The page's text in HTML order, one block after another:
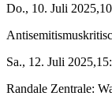
Do., 10. Juli
Sa., 12. Juli
Randale Zentrale: